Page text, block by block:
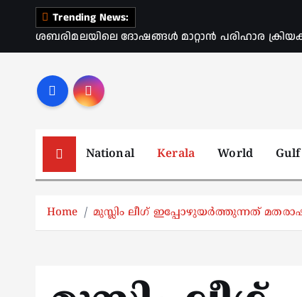
Trending News:
ശബരിമലയിലെ ദോഷങ്ങൾ മാറ്റാൻ പരിഹാര
National Kerala World
Home മുസ്ലിം ലീഗ് ഇപ്പോഴുയര്‍ത്തുന്നത്